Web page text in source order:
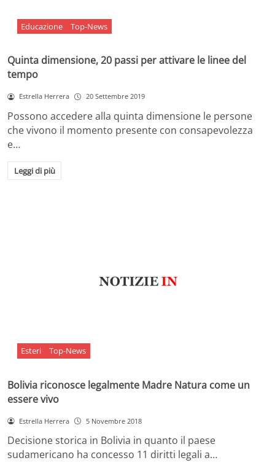
Educazione Top-News
Quinta dimensione, 20 passi per attivare le linee del
tempo
Estrella Herrera 20 Settembre 2019
Possono accedere alla quinta dimensione le persone
che vivono il momento presente con consapevolezza
e…
Leggi di più
Esteri Top-News
Bolivia riconosce legalmente Madre Natura come un
essere vivo
Estrella Herrera 5 Novembre 2018
Decisione storica in Bolivia in quanto il paese
sudamericano ha concesso 11 diritti legali a…